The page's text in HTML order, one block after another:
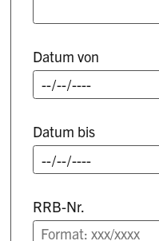
Datum von
Datum bis
RRB-Nr.